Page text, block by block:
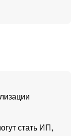
стать ИП,